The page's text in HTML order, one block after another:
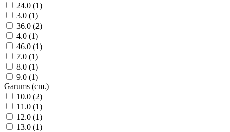
24.0 (1)
3.0 (1)
36.0 (2)
4.0 (1)
46.0 (1)
7.0 (1)
8.0 (1)
9.0 (1)
Garums (cm.)
10.0 (2)
11.0 (1)
12.0 (1)
13.0 (1)